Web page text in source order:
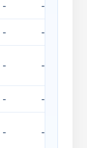
- -
- -
- -
- -
- -